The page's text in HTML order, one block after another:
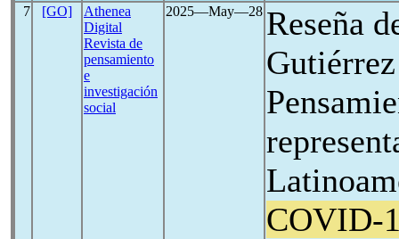
7 [GO]
Athenea
Digital
Revista de
pensamiento
e
investigación
social
2025―May―28 Reseña
COVID-